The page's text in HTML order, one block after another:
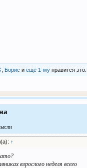
Борис и ещё 1-му нравится это.
↑
взрослого неделя всего